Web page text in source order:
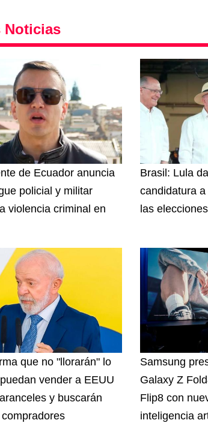
Noticias
de Ecuador anuncia
policial y militar
violencia criminal en
Brasil: Lula
candidatura
las
que no "llorarán" lo
vender a EEUU
y buscarán
Samsung
Galaxy Z
Flip8 con
inteligencia